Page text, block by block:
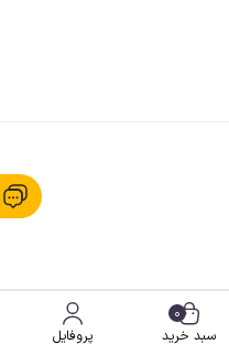
پروفایل
0
سبد خرید